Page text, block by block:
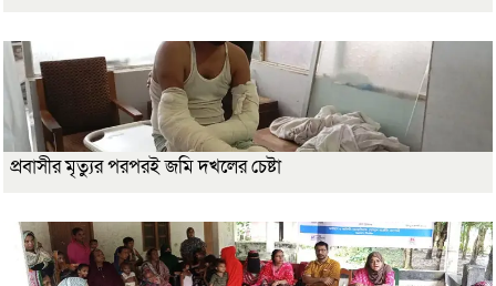
প্রবাসীর মৃত্যুর পরপরই জমি দখলের চেষ্টা